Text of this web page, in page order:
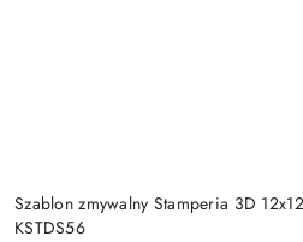
Szablon zmywalny Stamperia 3D
KSTDS56